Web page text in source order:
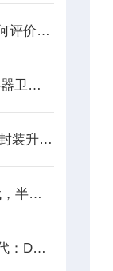
臭氧发生器效率如何评价？这4个指标比臭氧
GB 28232臭氧消毒器卫生标准202
韬定律V2推动先进封装升级，ALD臭氧需
HBM与3D芯片时代，半导体臭氧系统如何
臭氧发生器技术迭代：DBD放电、电解、紫